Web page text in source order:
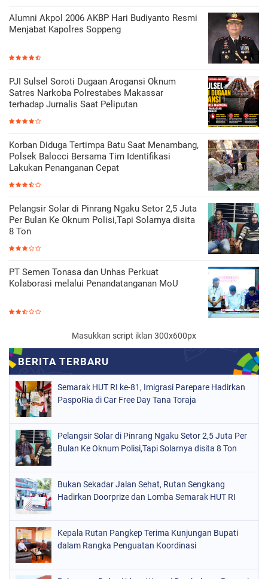
Alumni Akpol 2006 AKBP Hari Budiyanto Resmi
Menjabat Kapolres Soppeng
PJI Sulsel Soroti Dugaan Arogansi Oknum
Satres Narkoba Polrestabes Makassar
terhadap Jurnalis Saat Peliputan
Korban Diduga Tertimpa Batu Saat Menambang,
Polsek Balocci Bersama Tim Identifikasi
Lakukan Penanganan Cepat
Pelangsir Solar di Pinrang Ngaku Setor 2,5 Juta
Per Bulan Ke Oknum Polisi,Tapi Solarnya disita
8 Ton
PT Semen Tonasa dan Unhas Perkuat
Kolaborasi melalui Penandatanganan MoU
Masukkan script iklan 300x600px
Semarak HUT RI ke-81, Imigrasi Parepare Hadirkan
PaspoRia di Car Free Day Tana Toraja
Pelangsir Solar di Pinrang Ngaku Setor 2,5 Juta Per
Bulan Ke Oknum Polisi,Tapi Solarnya disita 8 Ton
Bukan Sekadar Jalan Sehat, Rutan Sengkang
Hadirkan Doorprize dan Lomba Semarak HUT RI
Kepala Rutan Pangkep Terima Kunjungan Bupati
dalam Rangka Penguatan Koordinasi